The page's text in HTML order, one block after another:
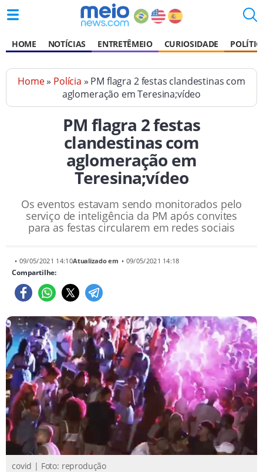
HOME NOTÍCIAS ENTRETÊMEIO CURIOSIDADE
Home» Polícia » PM flagra 2 festas clandestinas com
aglomeração em Teresina;vídeo
PM flagra 2 festas
clandestinas com
aglomeração em
Teresina;vídeo
Os eventos estavam sendo monitorados pelo
serviço de inteligência da PM após convites
para as festas circularem em redes sociais
• 09/05/2021 14:10Atualizado em • 09/05/2021 14:18
Compartilhe:
covid | Foto: reprodução